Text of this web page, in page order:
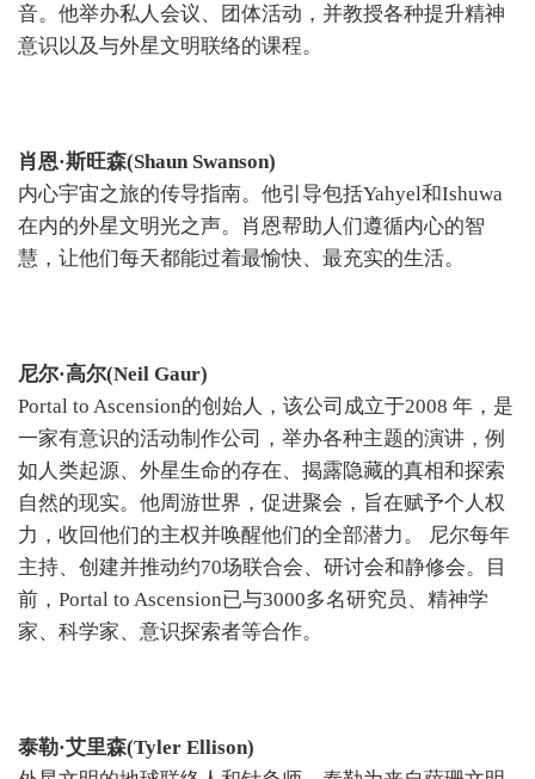
音。他举办私人会议、团体活动，并教授各种提升精神
意识以及与外星文明联络的课程。
肖恩·斯旺森(Shaun Swanson)
内心宇宙之旅的传导指南。他引导包括Yahyel和Ishuwa
在内的外星文明光之声。肖恩帮助人们遵循内心的智
慧，让他们每天都能过着最愉快、最充实的生活。
尼尔·高尔(Neil Gaur)
Portal to Ascension的创始人，该公司成立于2008 年，是
一家有意识的活动制作公司，举办各种主题的演讲，例
如人类起源、外星生命的存在、揭露隐藏的真相和探索
自然的现实。他周游世界，促进聚会，旨在赋予个人权
力，收回他们的主权并唤醒他们的全部潜力。 尼尔每年
主持、创建并推动约70场联合会、研讨会和静修会。目
前，Portal to Ascension已与3000多名研究员、精神学
家、科学家、意识​​探索者等合作。
泰勒·艾里森(Tyler Ellison)